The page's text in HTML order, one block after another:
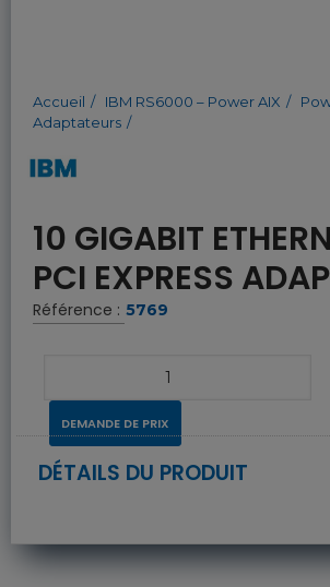
Accueil IBM RS6000 – Power AIX
Adaptateurs
10 GIGABIT
PCI EXPRESS
Référence : 5769
DEMANDE DE PRIX
DÉTAILS DU PRODUIT